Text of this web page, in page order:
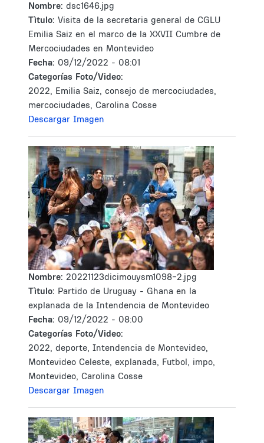
Nombre: dsc1646.jpg
Tìtulo: Visita de la secretaria general de CGLU
Emilia Saiz en el marco de la XXVII Cumbre de
Mercociudades en Montevideo
Fecha: 09/12/2022 - 08:01
Categorías Foto/Video:
2022, Emilia Saiz, consejo de mercociudades,
mercociudades, Carolina Cosse
Descargar Imagen
Nombre: 20221123dicimouysm1098-2.jpg
Tìtulo: Partido de Uruguay - Ghana en la
explanada de la Intendencia de Montevideo
Fecha: 09/12/2022 - 08:00
Categorías Foto/Video:
2022, deporte, Intendencia de Montevideo,
Montevideo Celeste, explanada, Futbol, impo,
Montevideo, Carolina Cosse
Descargar Imagen